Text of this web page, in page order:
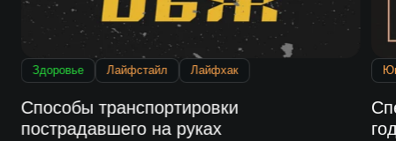
Здоровье Лайфстайл Лайфхак
Способы транспортировки
пострадавшего на руках